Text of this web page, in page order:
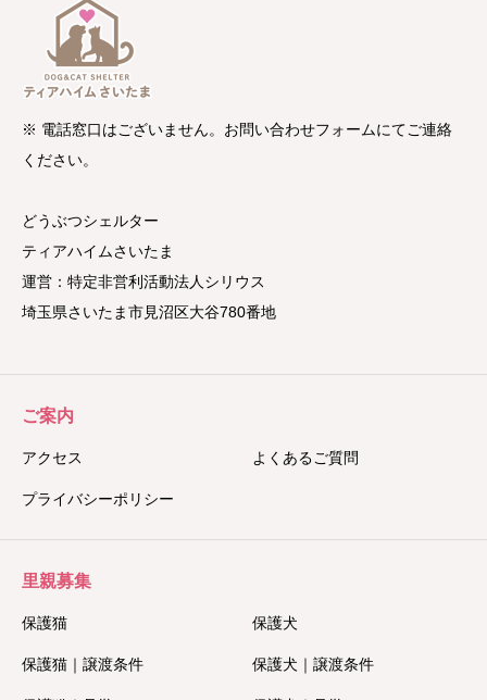
※ 電話窓口はございません。お問い合わせフォームにてご連絡
ください。
どうぶつシェルター
ティアハイムさいたま
運営：特定非営利活動法人シリウス
埼玉県さいたま市見沼区大谷780番地
ご案内
アクセス よくあるご質問
プライバシーポリシー
里親募集
保護猫 保護犬
保護猫｜譲渡条件 保護犬｜譲渡条件